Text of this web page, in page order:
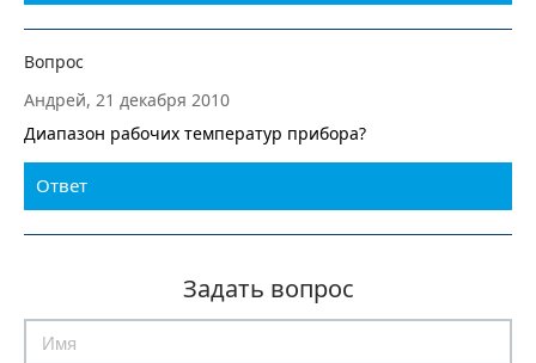
Вопрос
Андрей, 21 декабря 2010
Диапазон рабочих температур прибора?
Ответ
Задать вопрос